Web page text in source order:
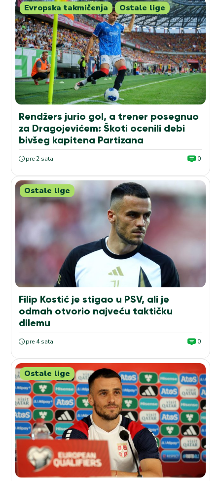
Evropska takmičenja Ostale lige
Rendžers jurio gol, a trener posegnuo
za Dragojevićem: Škoti ocenili debi
bivšeg kapitena Partizana
pre 2 sata 0
Ostale lige
Filip Kostić je stigao u PSV, ali je
odmah otvorio najveću taktičku
dilemu
pre 4 sata 0
Ostale lige